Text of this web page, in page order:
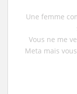
Une femme
Vous ne me
Meta mais